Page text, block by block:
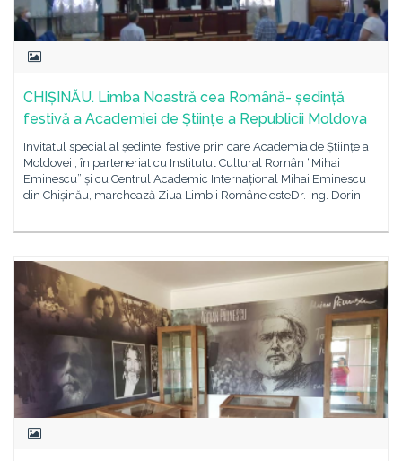
CHIȘINĂU. Limba Noastră cea Română- ședință
festivă a Academiei de Științe a Republicii Moldova
Invitatul special al ședinței festive prin care Academia de Științe a
Moldovei , în parteneriat cu Institutul Cultural Român “Mihai
Eminescu” și cu Centrul Academic Internațional Mihai Eminescu
din Chișinău, marchează Ziua Limbii Române esteDr. Ing. Dorin